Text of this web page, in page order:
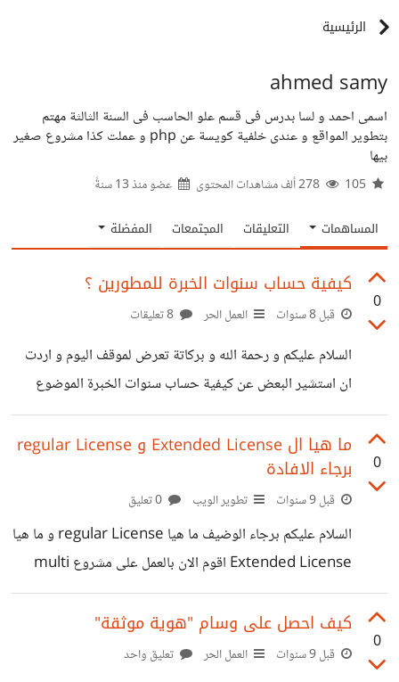
الرئيسية
ahmed samy
اسمى احمد و لسا بدرس فى قسم علو الحاسب فى السنة الثالثة مهتم
بتطوير المواقع و عندى خلفية كويسة عن php و عملت كذا مشروع صغير
بيها
عضو منذ13 سنةً
المساهمات التعليقات المجتمعات المفضلة
0
كيفية حساب سنوات الخبرة للمطورين ؟
قبل 8 سنوات العمل الحر
السلام عليكم و رحمة الله و بركاتة تعرض لموقف اليوم و اردت
ان استشير البعض عن كيفية حساب سنوات الخبرة الموضوع
ببساطة اننى اعمل كمطور مواقع منذو فترة تقريبا 4 سنوات و
لاكن بشكل جيد منذو سنتين و نص و فى الفترة الحالية قررت
ترك العمل الحر و التوجة للعمل فى شركة و بالفعل قمت بتحضير
ال CV الخاص بى و قمت بتقديمة فى عدة شركات و بدات بعمل
مقابلات العمل عندما كنت اسئل عن المرتب المتوقع كنت اجيب
تقريبا
0
ما هيا ال Extended License و regular License
برجاء الافادة
قبل 9 سنوات تطوير الويب
السلام عليكم برجاء الوضيف ما هيا regular License و ما هيا
Extended License اقوم الان بالعمل على مشروع multi
vendor shop و سوف يكون هناك اكثر من نوع للوحة التحكم
لصاحب كل متجر و لوحة تحكم للموقع بشكل رئيسى و نوعين
اخرين من لوحات التحكم و قدمت باختيار لوحة تحكم جميلة
0
كيف احصل على وسام "هوية موثقة"
قبل 9 سنوات العمل الحر تعليق واحد